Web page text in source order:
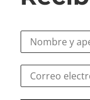
N
r
*
l
C